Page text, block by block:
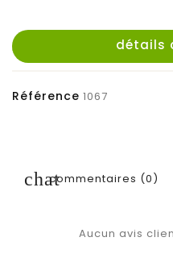
détails
Référence 1067
commentaires (0)
Aucun avis